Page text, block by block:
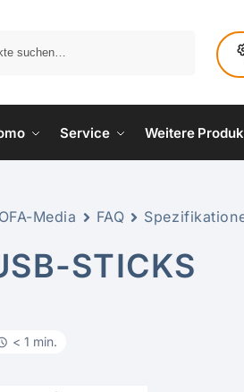
Service Weitere
Media FAQ
STICKS
< 1 min.